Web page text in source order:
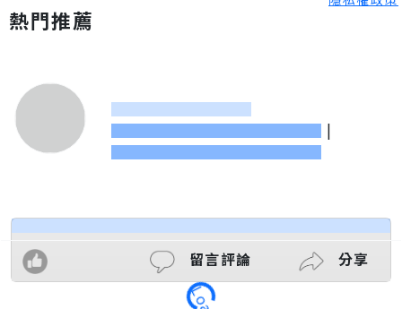
熱門推薦
|
留言評論 分享